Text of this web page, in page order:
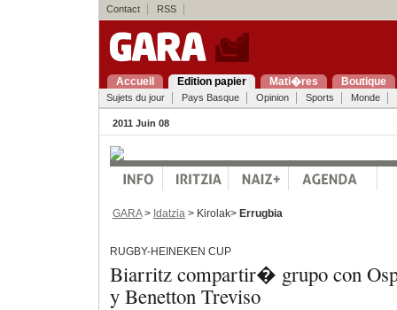
Contact RSS
Accueil Edition papier Mati�res Boutique
Sujets du jour Pays Basque Opinion Sports Monde
2011 Juin 08
GARA> Idatzia > Kirolak> Errugbia
RUGBY-HEINEKEN CUP
Biarritz compartir� grupo con
y Benetton Treviso